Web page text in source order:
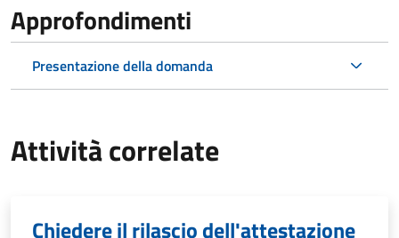
Approfondimenti
Presentazione della domanda
Attività correlate
Chiedere il rilascio dell'attestazione